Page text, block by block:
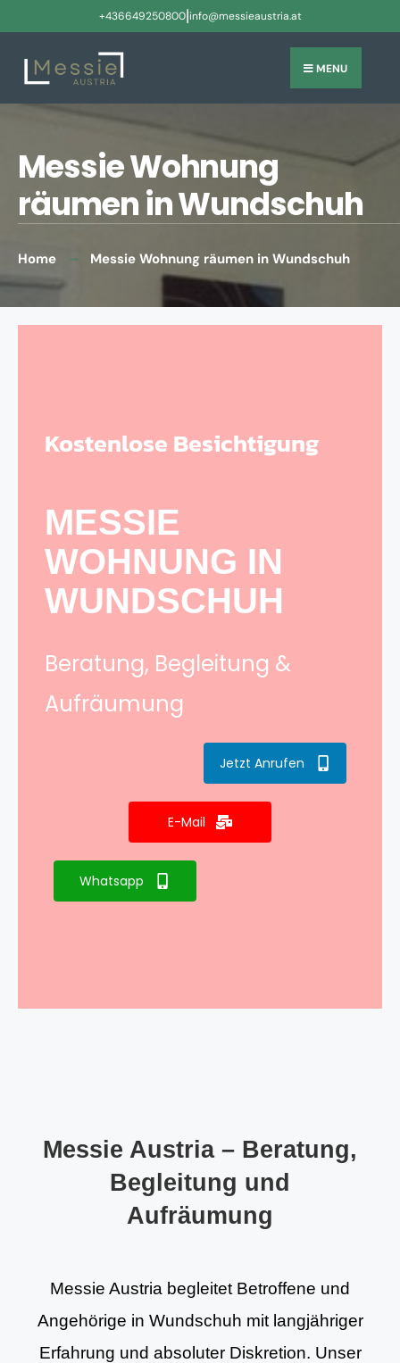
+436649250800|info@messieaustria.at
MENU
Messie Wohnung
räumen in Wundschuh
Home Messie Wohnung räumen in Wundschuh
Kostenlose Besichtigung
MESSIE
WOHNUNG IN
WUNDSCHUH
Beratung, Begleitung &
Aufräumung
Jetzt Anrufen
E-Mail
Whatsapp
Messie Austria – Beratung,
Begleitung und
Aufräumung
Messie Austria begleitet Betroffene und
Angehörige in Wundschuh mit langjähriger
Erfahrung und absoluter Diskretion. Unser